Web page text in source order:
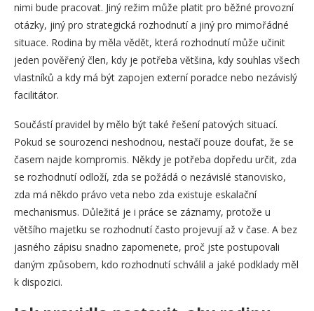
nimi bude pracovat. Jiný režim může platit pro běžné provozní
otázky, jiný pro strategická rozhodnutí a jiný pro mimořádné
situace. Rodina by měla vědět, která rozhodnutí může učinit
jeden pověřený člen, kdy je potřeba většina, kdy souhlas všech
vlastníků a kdy má být zapojen externí poradce nebo nezávislý
facilitátor.
Součástí pravidel by mělo být také řešení patových situací.
Pokud se sourozenci neshodnou, nestačí pouze doufat, že se
časem najde kompromis. Někdy je potřeba dopředu určit, zda
se rozhodnutí odloží, zda se požádá o nezávislé stanovisko,
zda má někdo právo veta nebo zda existuje eskalační
mechanismus. Důležitá je i práce se záznamy, protože u
většího majetku se rozhodnutí často projevují až v čase. A bez
jasného zápisu snadno zapomenete, proč jste postupovali
daným způsobem, kdo rozhodnutí schválil a jaké podklady měl
k dispozici.